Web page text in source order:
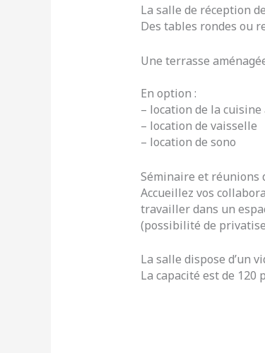
La salle de réception
Des tables rondes ou
Une terrasse
En option :
– location de la
– location de vaisselle
– location de sono
Séminaire et réunions
Accueillez vos
travailler dans un
(possibilité de
La salle dispose d’un
La capacité est de 120